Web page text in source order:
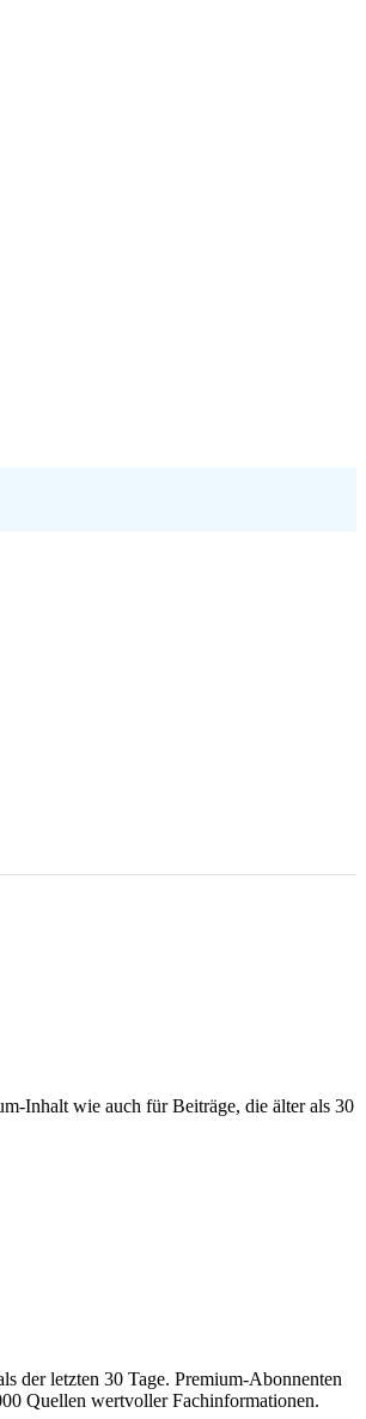
Inhalt wie auch für Beiträge, die älter als 30
der letzten 30 Tage. Premium-Abonnenten
Quellen wertvoller Fachinformationen.